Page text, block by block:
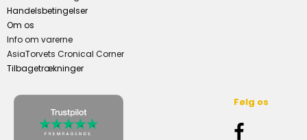
Handelsbetingelser
Om os
Info om varerne
AsiaTorvets Cronical Corner
Tilbagetrækninger
Følg os